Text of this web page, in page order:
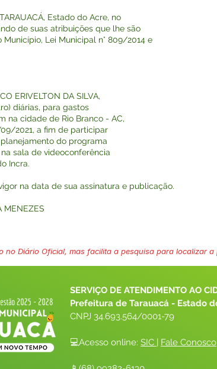
Estado do Acre, no
de suas atribuições que lhe são
Lei Municipal n° 809/2014 e
ERIVELTON DA SILVA,
diárias, para gastos
na cidade de Rio Branco - AC,
2021, a fim de participar
do programa
sala de videoconferência
Incra.
na data de sua assinatura e publicação.
MENEZES
no Diário Oficial, mas facilita a pesquisa para localizar a
SERVIÇO DE ATENDIMENTO AO
Prefeitura de Tarauacá - Estado
CNPJ 34.693.564/0001-79
💻Acesso online: SIC | Fale Conosco